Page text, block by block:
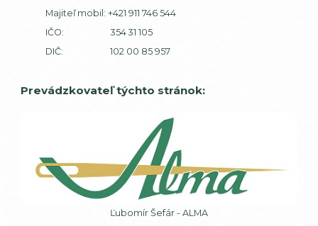
Majiteľ mobil: +421 911 746 544
IČO: 354 31 105
DIČ: 102 00 85 957
Prevádzkovateľ týchto stránok:
Ľubomír Šefár - ALMA